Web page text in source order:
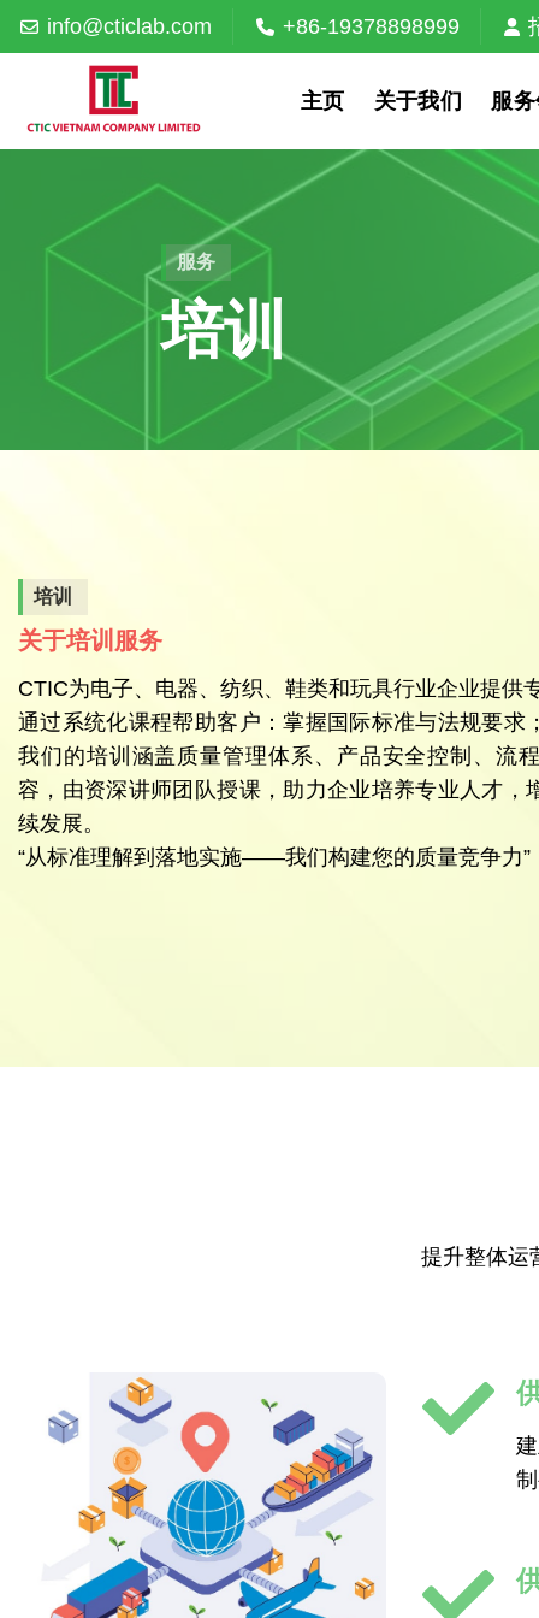
Skip
to
info@cticlab.com +86-19378898999
主页 关于我们 服
服务
培训
培训
关于培训服务
CTIC为电子、电器、纺织、鞋类和玩具行业企业提供
通过系统化课程帮助客户：掌握国际标准与法规要求
我们的培训涵盖质量管理体系、产品安全控制、流
容，由资深讲师团队授课，助力企业培养专业人才，
续发展。
“从标准理解到落地实施——我们构建您的质量竞争力”
提升整体运